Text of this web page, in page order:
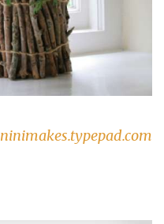
ninimakes.typepad.com